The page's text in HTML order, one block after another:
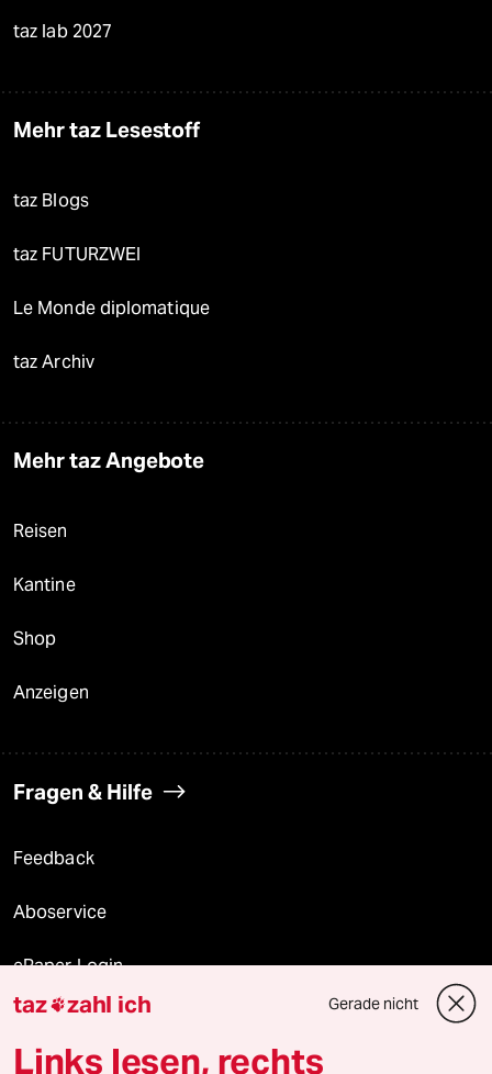
taz lab 2027
Mehr taz Lesestoff
taz Blogs
taz FUTURZWEI
Le Monde diplomatique
taz Archiv
Mehr taz Angebote
Reisen
Kantine
Shop
Anzeigen
Fragen & Hilfe
Feedback
Aboservice
ePaper Login
Downloads für Abonnierende
taz zahl ich Gerade nicht
Links lesen, rechts